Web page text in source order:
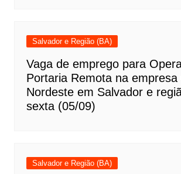
Salvador e Região (BA)
Vaga de emprego para
Portaria Remota na empresa
Nordeste em Salvador e
sexta (05/09)
Salvador e Região (BA)